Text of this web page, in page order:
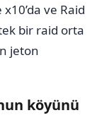
ve Raid
bir raid orta
jeton
köyünü